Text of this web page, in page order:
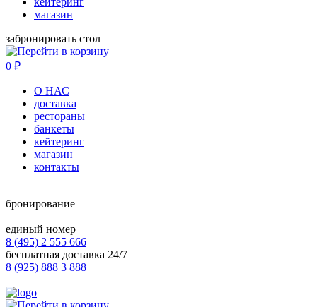
магазин
забронировать стол
0 ₽
О НАС
доставка
рестораны
банкеты
кейтеринг
магазин
контакты
бронирование
единый номер
8 (495) 2 555 666
бесплатная доставка 24/7
8 (925) 888 3 888